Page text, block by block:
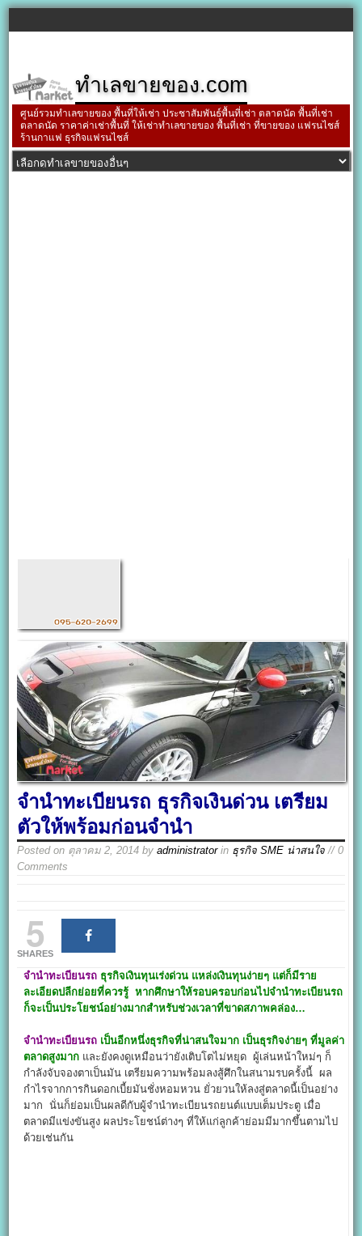
ทำเลขายของ.com
ศูนย์รวมทำเลขายของ พื้นที่ให้เช่า ประชาสัมพันธ์พื้นที่เช่า ตลาดนัด พื้นที่เช่า
ตลาดนัด ราคาค่าเช่าพื้นที่ ให้เช่าทำเลขายของ พื้นที่เช่า ที่ขายของ แฟรนไชส์
ร้านกาแฟ ธุรกิจแฟรนไชส์
จํานําทะเบียนรถ ธุรกิจเงินด่วน เตรียม
ตัวให้พร้อมก่อนจำนำ
Posted on ตุลาคม 2, 2014 byadministratorin ธุรกิจ SME น่าสนใจ // 0
Comments
5
SHARES
จํานําทะเบียนรถ ธุรกิจเงินทุนเร่งด่วน แหล่งเงินทุนง่ายๆ แต่ก็มีราย
ละเอียดปลีกย่อยที่ควรรู้ หากศึกษาให้รอบครอบก่อนไปจำนำทะเบียนรถ
ก็จะเป็นประโยชน์อย่างมากสำหรับช่วงเวลาที่ขาดสภาพคล่อง…
จํานําทะเบียนรถ เป็นอีกหนึ่งธุรกิจที่น่าสนใจมาก เป็นธุรกิจง่ายๆ ที่มูลค่า
ตลาดสูงมาก และยังคงดูเหมือนว่ายังเติบโตไม่หยุด ผู้เล่นหน้าใหม่ๆ ก็
กำลังจับจองตาเป็นมัน เตรียมความพร้อมลงสู้ศึกในสนามรบครั้งนี้ ผล
กำไรจากการกินดอกเบี้ยมันชั่งหอมหวน ยั่วยวนให้ลงสู่ตลาดนี้เป็นอย่าง
มาก นั่นก็ย่อมเป็นผลดีกับผู้จำนำทะเบียนรถยนต์แบบเต็มประตู เมื่อ
ตลาดมีแข่งขันสูง ผลประโยชน์ต่างๆ ที่ให้แก่ลูกค้าย่อมมีมากขึ้นตามไป
ด้วยเช่นกัน